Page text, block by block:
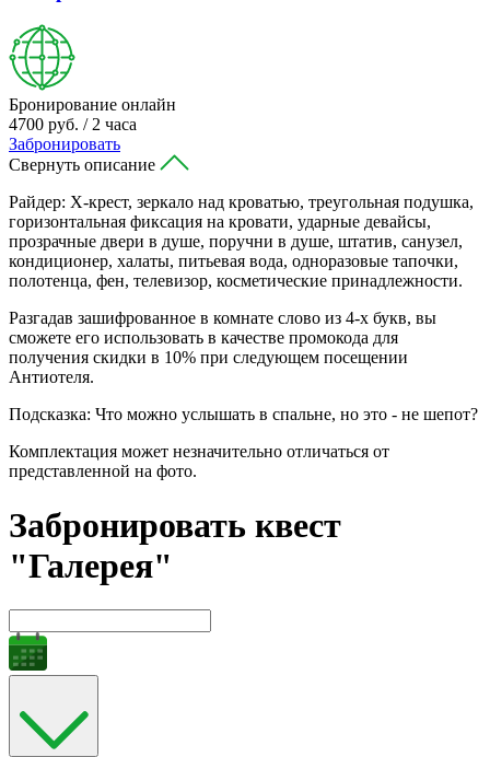
Бронирование онлайн
4700 руб. / 2 часа
Забронировать
Свернуть описание
Райдер: Х-крест, зеркало над кроватью, треугольная подушка,
горизонтальная фиксация на кровати, ударные девайсы,
прозрачные двери в душе, поручни в душе, штатив, санузел,
кондиционер, халаты, питьевая вода, одноразовые тапочки,
полотенца, фен, телевизор, косметические принадлежности.
Разгадав зашифрованное в комнате слово из 4-х букв, вы
сможете его использовать в качестве промокода для
получения скидки в 10% при следующем посещении
Антиотеля.
Подсказка: Что можно услышать в спальне, но это - не шепот?
Комплектация может незначительно отличаться от
представленной на фото.
Забронировать квест
"Галерея"